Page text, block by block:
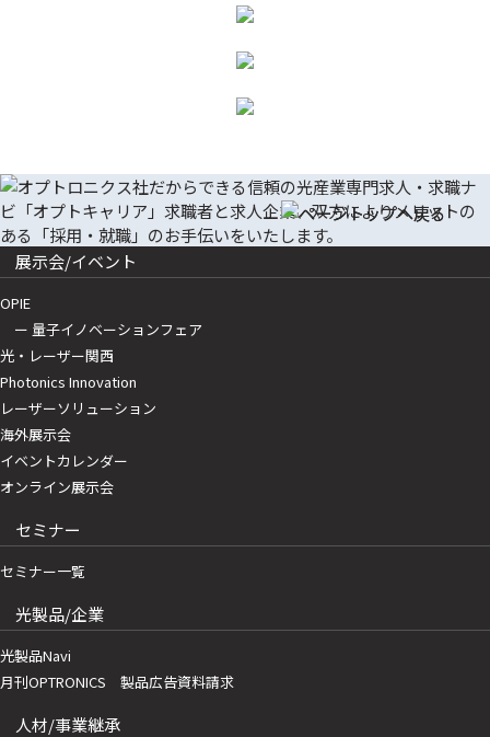
展示会/イベント
OPIE
ー 量子イノベーションフェア
光・レーザー関西
Photonics Innovation
レーザーソリューション
海外展示会
イベントカレンダー
オンライン展示会
セミナー
セミナー一覧
光製品/企業
光製品Navi
月刊OPTRONICS 製品広告資料請求
人材/事業継承